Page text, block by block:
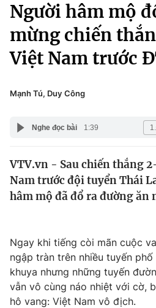
Chuyên mục
Chính trị
Thế giới
Thế giới đó đây
Câu chuyện quốc tế
Tài chính
Thị trường
Góc doanh nghiệp
Dữ liệu và đời sống
Truyền hình
Pháp luật
Thể thao
Truyền hình
Đời sống
Giáo dục
Người hâm mộ
mừng chiến
Việt Nam trước
Mạnh Tú, Duy Công
Nghe đọc bài 1:39
VTV.vn - Sau chiến thắng
Nam trước đội tuyển Thái
hâm mộ đã đổ ra đường ăn
Ngay khi tiếng còi mãn cuộc
ngập tràn trên nhiều tuyến
khuya nhưng những tuyến
vẫn vô cùng náo nhiệt với cờ,
hô vang: Việt Nam vô địch.